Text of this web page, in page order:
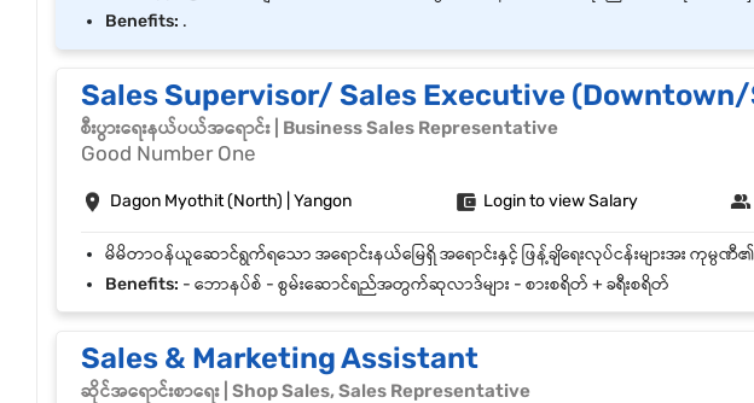
Benefits: .
Sales Supervisor/ Sales Executive
စီးပွားရေးနယ်ပယ်အရောင်း | Business Sales Representative
Good Number One
Dagon Myothit (North) | Yangon Login to view Salary
Benefits: - ဘောနပ်စ် - စွမ်းဆောင်ရည်အတွက်ဆုလာဒ်များ - စားစရိတ် + ခရီးစရိတ်
Sales & Marketing Assistant
ဆိုင်အရောင်းစာရေး | Shop Sales, Sales Representative